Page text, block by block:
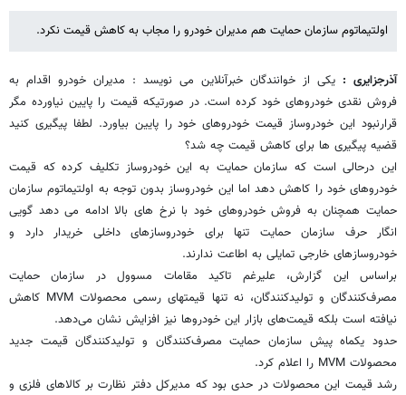
اولتیماتوم سازمان حمایت هم مدیران خودرو را مجاب به کاهش قیمت نکرد.
آذرجزایری : یکی از خوانندگان خبرآنلاین می نویسد : مدیران خودرو اقدام به
فروش نقدی خودروهای خود کرده است. در صورتیکه قیمت را پایین نیاورده مگر
قرارنبود این خودروساز قیمت خودروهای خود را پایین بیاورد. لطفا پیگیری کنید
قضیه پیگیری ها برای کاهش قیمت چه شد؟
این درحالی است که سازمان حمایت به این خودروساز تکلیف کرده که قیمت
خودروهای خود را کاهش دهد اما این خودروساز بدون توجه به اولتیماتوم سازمان
حمایت همچنان به فروش خودروهای خود با نرخ های بالا ادامه می دهد گویی
انگار حرف سازمان حمایت تنها برای خودروسازهای داخلی خریدار دارد و
خودروسازهای خارجی تمایلی به اطاعت ندارند.
براساس این گزارش، علیرغم تاکید مقامات مسوول در سازمان حمایت
مصرف‌کنندگان و تولیدکنندگان، نه تنها قیمتهای رسمی محصولات MVM کاهش
نیافته است بلکه قیمت‌های بازار این خودروها نیز افزایش نشان می‌دهد.
حدود یکماه پیش سازمان حمایت مصرف‌کنندگان و تولیدکنندگان قیمت جدید
محصولات MVM را اعلام کرد.
رشد قیمت این محصولات در حدی بود که مدیرکل دفتر نظارت بر کالاهای فلزی و